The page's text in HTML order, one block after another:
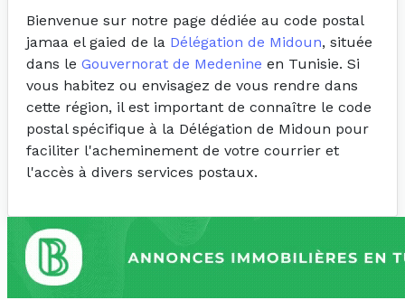
Bienvenue sur notre page dédiée au code postal
jamaa el gaied de la Délégation de Midoun, située
dans le Gouvernorat de Medenine en Tunisie. Si
vous habitez ou envisagez de vous rendre dans
cette région, il est important de connaître le code
postal spécifique à la Délégation de Midoun pour
faciliter l'acheminement de votre courrier et
l'accès à divers services postaux.